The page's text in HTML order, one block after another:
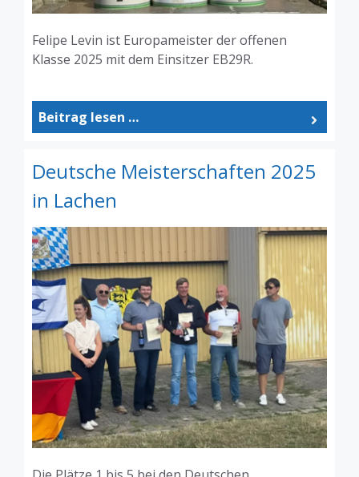
Felipe Levin ist Europameister der offenen
Klasse 2025 mit dem Einsitzer EB29R.
Beitrag lesen …
Deutsche Meisterschaften 2025
in Lachen